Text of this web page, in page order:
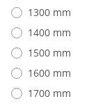
1300 mm
1400 mm
1500 mm
1600 mm
1700 mm